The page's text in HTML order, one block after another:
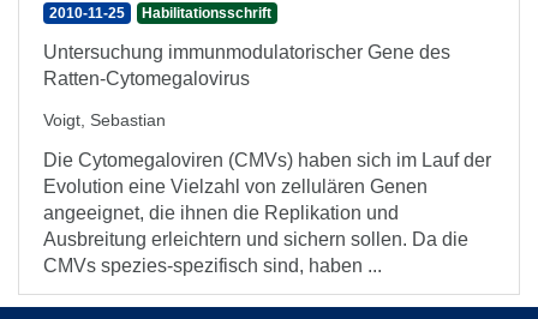
2010-11-25 Habilitationsschrift
Untersuchung immunmodulatorischer Gene des
Ratten-Cytomegalovirus
Voigt, Sebastian
Die Cytomegaloviren (CMVs) haben sich im Lauf der
Evolution eine Vielzahl von zellulären Genen
angeeignet, die ihnen die Replikation und
Ausbreitung erleichtern und sichern sollen. Da die
CMVs spezies-spezifisch sind, haben ...